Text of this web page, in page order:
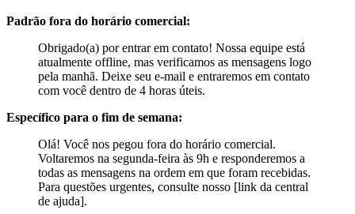
Padrão fora do horário comercial:
Obrigado(a) por entrar em contato! Nossa equipe está
atualmente offline, mas verificamos as mensagens logo
pela manhã. Deixe seu e-mail e entraremos em contato
com você dentro de 4 horas úteis.
Específico para o fim de semana:
Olá! Você nos pegou fora do horário comercial.
Voltaremos na segunda-feira às 9h e responderemos a
todas as mensagens na ordem em que foram recebidas.
Para questões urgentes, consulte nosso [link da central
de ajuda].